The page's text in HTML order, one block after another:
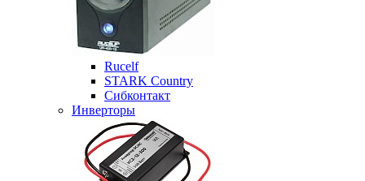
Rucelf
STARK Country
Сибконтакт
Инверторы